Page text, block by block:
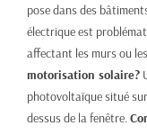
pose dans des
électrique est
affectant les murs ou
motorisation solaire?
photovoltaïque situé
dessus de la fenêtre.